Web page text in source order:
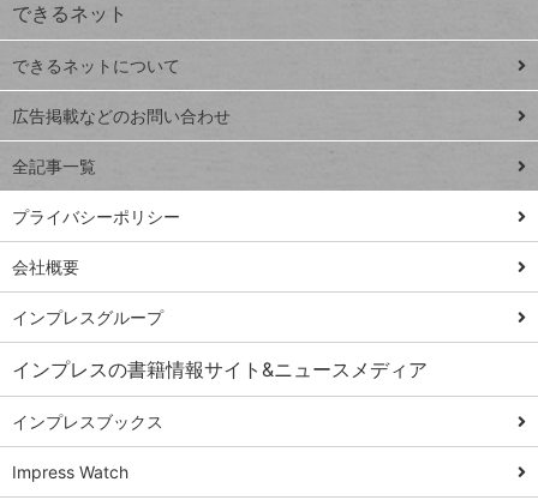
close
閉じ
る
連載
Excel Q&A
トイアンナ流仕
事術
ではじめる業務
の完全自動化
AI議事録作成術
Windows 11
Q&A
Teams踏み込み
活用術
Excel講師の仕事
術
できるネット
できるネットについて
広告掲載などのお問い合わせ
全記事一覧
プライバシーポリシー
会社概要
インプレスグループ
インプレスの書籍情報サイト&ニュースメディア
インプレスブックス
Impress Watch